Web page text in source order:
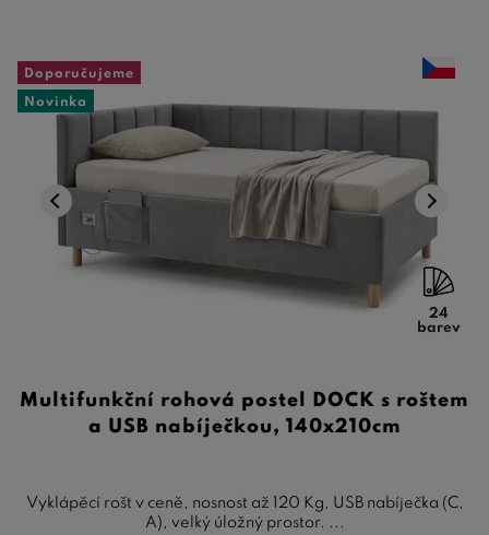
Doporučujeme
Novinka
24
barev
Multifunkční rohová postel DOCK s roštem
a USB nabíječkou, 140x210cm
Vyklápěcí rošt v ceně, nosnost až 120 Kg, USB nabíječka (C,
A), velký úložný prostor. ...